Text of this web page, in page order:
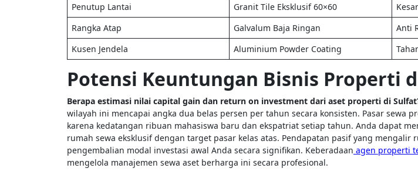
Penutup Lantai
Granit Tile Eksklusif 60×60
Rangka Atap
Galvalum Baja Ringan
Anti
Kusen Jendela
Aluminium Powder Coating
Potensi Keuntungan Bisnis Properti
Berapa estimasi nilai capital gain dan return on investment dari aset properti di
wilayah ini mencapai angka dua belas persen per tahun secara konsisten. Pasar sewa
karena kedatangan ribuan mahasiswa baru dan ekspatriat setiap tahun. Anda dapat
rumah sewa eksklusif dengan target pasar kelas atas. Pendapatan pasif yang mengalir
pengembalian modal investasi awal Anda secara signifikan. Keberadaan agen properti
mengelola manajemen sewa aset berharga ini secara profesional.